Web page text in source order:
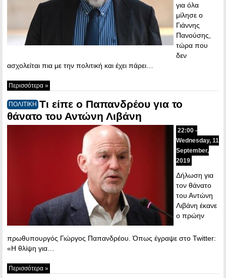
για όλα
μίλησε ο
Γιάννης
Πανούσης,
τώρα που
δεν
ασχολείται πια με την πολιτική και έχει πάρει…
Περισσότερα »
ΠΟΛΙΤΙΚΗ Τι είπε ο Παπανδρέου για το
θάνατο του Αντώνη Λιβάνη
22:00 -
Wednesday, 11
September,
2019
Δήλωση για
τον θάνατο
του Αντώνη
Λιβάνη έκανε
ο πρώην
πρωθυπουργός Γιώργος Παπανδρέου. Όπως έγραψε στο Twitter:
«Η θλίψη για…
Περισσότερα »